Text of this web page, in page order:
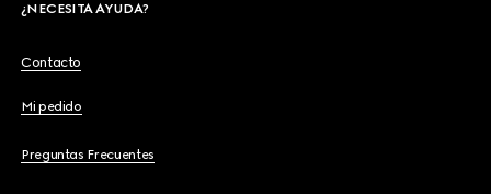
¿NECESITA AYUDA?
Contacto
Mi pedido
Preguntas Frecuentes